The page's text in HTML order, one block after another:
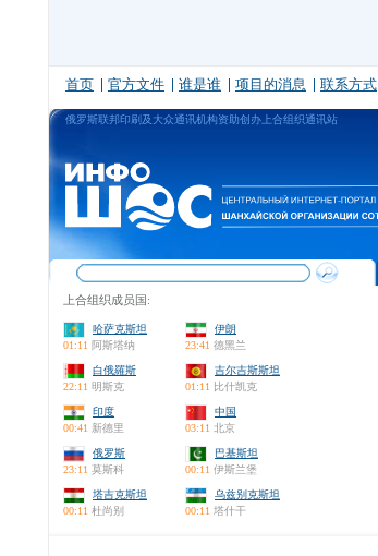
首页 官方文件 谁是谁 项目的消息 联系方式
俄罗斯联邦印刷及大众通讯机构资助创办上合组织通讯站
上合组织成员国:
哈萨克斯坦
01:11 阿斯塔纳
伊朗
23:41 德黑兰
白俄羅斯
22:11 明斯克
吉尔吉斯斯坦
01:11
比什凯克
印度
00:41 新德里
中国
03:11 北京
俄罗斯
23:11 莫斯科
巴基斯坦
00:11 伊斯兰堡
塔吉克斯坦
00:11 杜尚别
乌兹别克斯坦
00:11 塔什干